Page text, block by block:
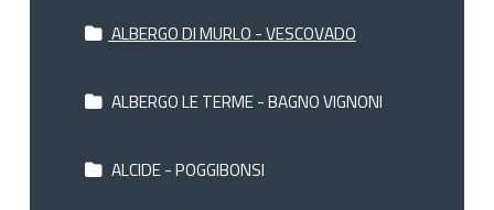
ALBERGO DI MURLO - VESCOVADO
ALBERGO LE TERME - BAGNO VIGNONI
ALCIDE - POGGIBONSI